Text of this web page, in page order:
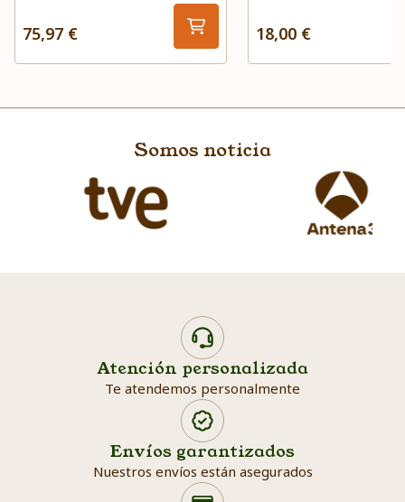
75,97 € 18,00 €
Somos noticia
Atención personalizada
Te atendemos personalmente
Envíos garantizados
Nuestros envíos están asegurados
Search products